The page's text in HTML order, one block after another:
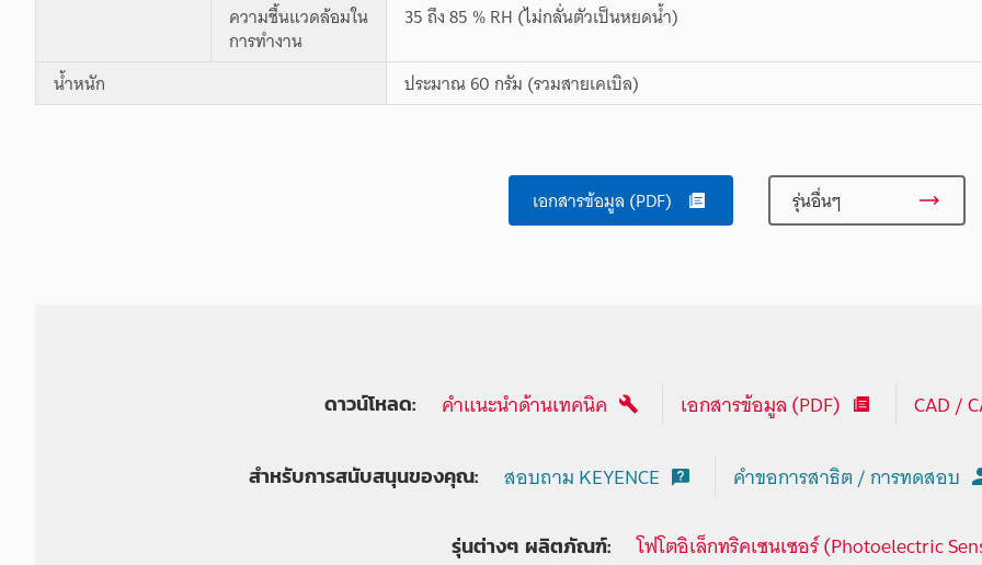
ความชื้นแวดล้อมใน
การทำงาน
35 ถึง 85 % RH (ไม่กลั่นตัวเป็นหยดน้ำ)
น้ำหนัก ประมาณ 60 กรัม (รวมสายเคเบิล)
เอกสารข้อมูล (PDF) รุ่นอื่นๆ
ดาวน์โหลด: คำแนะนำด้านเทคนิค เอกสารข้อมูล (PDF) CAD /
สำหรับการสนับสนุนของคุณ: สอบถาม KEYENCE คำขอการสาธิต / การทดสอบ
รุ่นต่างๆ ผลิตภัณฑ์: โฟโตอิเล็กทริคเซนเซอร์ (Photoelectric